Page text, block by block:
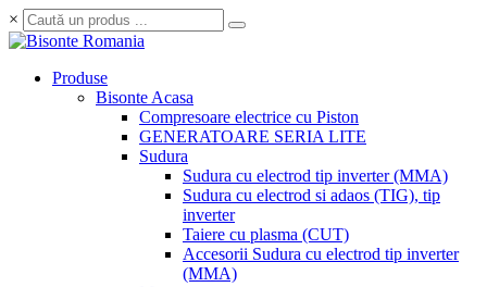
×
Produse
Bisonte Acasa
Compresoare electrice cu Piston
GENERATOARE SERIA LITE
Sudura
Sudura cu electrod tip inverter (MMA)
Sudura cu electrod si adaos (TIG), tip
inverter
Taiere cu plasma (CUT)
Accesorii Sudura cu electrod tip inverter
(MMA)